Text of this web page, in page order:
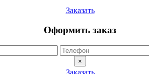
Заказать
Оформить заказ
×